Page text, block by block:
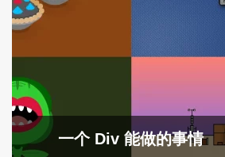
一个 Div 能做的事情